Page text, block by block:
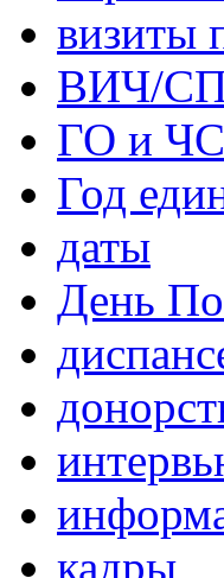
визиты
ВИЧ/
ГО и ЧС
Год
даты
День
кадры